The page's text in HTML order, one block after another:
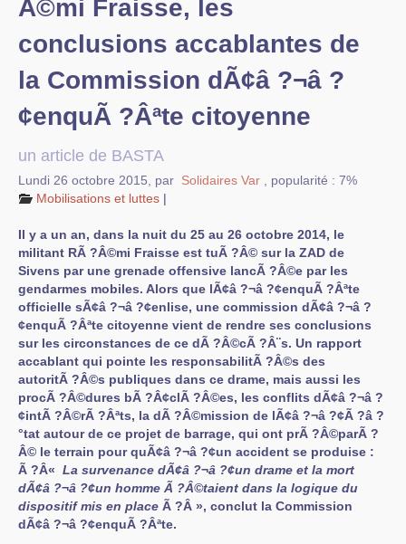
Mobilisations et luttes
Archives
Agenda
squelette
galerie
Â©mi Fraisse, les
conclusions accablantes de
la Commission dÃ¢â ?¬â ?
¢enquÃ ?Âªte citoyenne
un article de BASTA
Lundi 26 octobre 2015 par Solidaires Var
popularité : 7%
Mobilisations et luttes |
Il y a un an, dans la nuit du 25 au 26 octobre 2014, le
militant RÃ ?Â©mi Fraisse est tuÃ ?Â© sur la ZAD de
Sivens par une grenade offensive lancÃ ?Â©e par les
gendarmes mobiles. Alors que lÃ¢â ?¬â ?¢enquÃ ?Âªte
officielle sÃ¢â ?¬â ?¢enlise, une commission dÃ¢â ?¬â ?
¢enquÃ ?Âªte citoyenne vient de rendre ses conclusions
sur les circonstances de ce dÃ ?Â©cÃ ?Â¨s. Un rapport
accablant qui pointe les responsabilitÃ ?Â©s des
autoritÃ ?Â©s publiques dans ce drame, mais aussi les
procÃ ?Â©dures bÃ ?Â¢clÃ ?Â©es, les conflits dÃ¢â ?¬â ?
¢intÃ ?Â©rÃ ?Âªts, la dÃ ?Â©mission de lÃ¢â ?¬â ?¢Ã ?â ?
°tat autour de ce projet de barrage, qui ont prÃ ?Â©parÃ ?
Â© le terrain pour quÃ¢â ?¬â ?¢un accident se produise :
Ã ?Â« La survenance dÃ¢â ?¬â ?¢un drame et la mort
dÃ¢â ?¬â ?¢un homme Ã ?Â©taient dans la logique du
dispositif mis en place Ã ?Â », conclut la Commission
dÃ¢â ?¬â ?¢enquÃ ?Âªte.